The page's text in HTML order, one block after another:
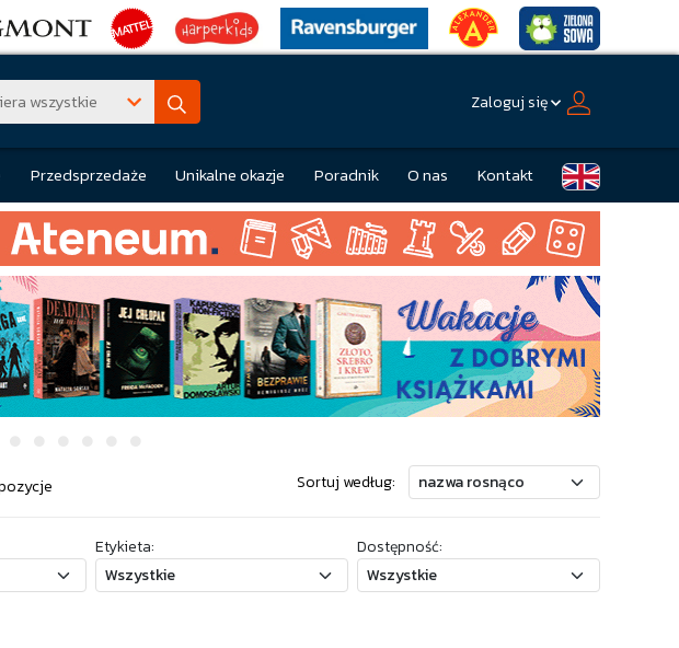
wszystkie Zaloguj się
Przedsprzedaże Unikalne okazje Poradnik O nas Kontakt
Sortuj według:
Etykieta: Dostępność: